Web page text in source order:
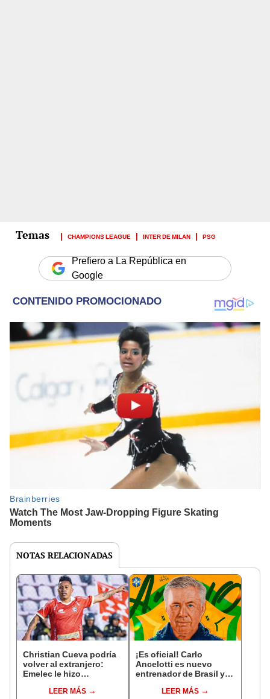
CHAMPIONS LEAGUE INTER DE MILAN PSG
Prefiero a La República en
Google
NOTAS RELACIONADAS
Christian Cueva podría
volver al extranjero:
Emelec le hizo
tras brillar con
LEER MÁS
¡Es oficial! Carlo
Ancelotti es nuevo
entrenador de Brasil y
con el Real Madrid
LEER MÁS